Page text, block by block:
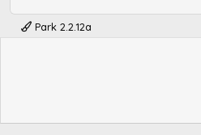
Park 2.2.12a